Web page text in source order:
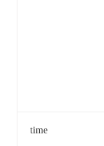
time